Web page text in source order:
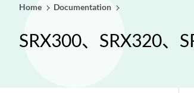
Home Documentation
SRX300、SRX320、